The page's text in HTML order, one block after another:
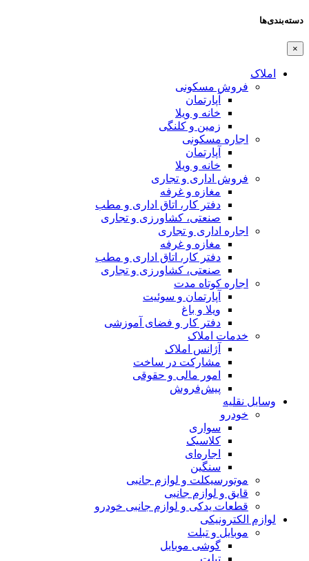
دسته‌بندی‌ها
×
املاک
فروش مسکونی
آپارتمان
خانه و ویلا
زمین و کلنگی
اجاره مسکونی
آپارتمان
خانه و ویلا
فروش اداری و تجاری
مغازه و غرفه
دفتر کار، اتاق اداری و مطب
صنعتی،‌ کشاورزی و تجاری
اجاره اداری و تجاری
مغازه و غرفه
دفتر کار، اتاق اداری و مطب
صنعتی،‌ کشاورزی و تجاری
اجاره کوتاه مدت
آپارتمان و سوئیت
ویلا و باغ
دفتر کار و فضای آموزشی
خدمات املاک
آژانس املاک
مشارکت در ساخت
امور مالی و حقوقی
پیش‌فروش
وسایل نقلیه
خودرو
سواری
کلاسیک
اجاره‌ای
سنگین
موتورسیکلت و لوازم جانبی
قایق و لوازم جانبی
قطعات یدکی و لوازم جانبی خودرو
لوازم الکترونیکی
موبایل و تبلت
گوشی موبایل